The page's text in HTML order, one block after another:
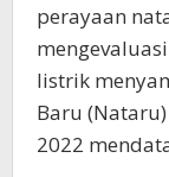
perayaan
listrik
Baru
2022